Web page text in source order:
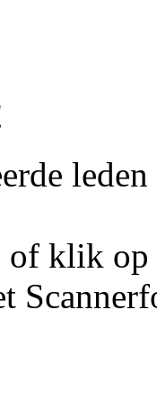
of klik op